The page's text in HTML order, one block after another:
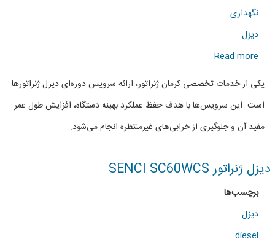
نگهداری
دیزل
Read more
about
انجام
سرویس
دوره
دیزل
یکی از خدمات تخصصی کرمان ژنراتور، ارائه سرویس دوره‌ای دیزل ژنراتورها
است. این سرویس‌ها با هدف حفظ عملکرد بهینه دستگاه، افزایش طول عمر
مفید آن و جلوگیری از خرابی‌های غیرمنتظره انجام می‌شود.
دیزل ژنراتور SENCI SC60WCS
برچسب‌ها
دیزل
diesel